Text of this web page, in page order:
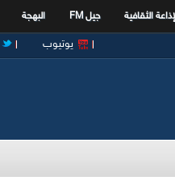
الثقافية جيل FM البهجة
يوتيوب